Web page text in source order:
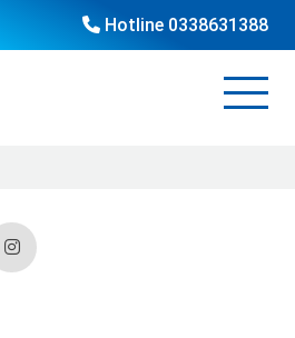
Hotline 0338631388